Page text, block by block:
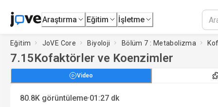
Araştırma Eğitim İşletme
Eğitim JoVE Core Biyoloji Bölüm 7 : Metabolizma
7.15Kofaktörler ve Koenzimler
Video
80.8K görüntüleme·01:27 dk